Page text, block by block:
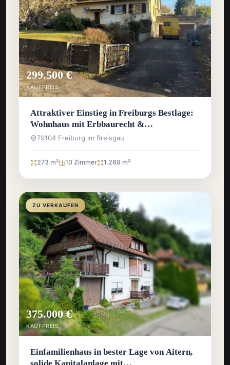
299.500 €
KAUFPREIS
Attraktiver Einstieg in Freiburgs Bestlage:
Wohnhaus mit Erbbaurecht &
Entwicklungspotenzial
79104 Freiburg im Breisgau
273 m² 10 Zimmer 1.269 m²
ZU VERKAUFEN
375.000 €
KAUFPREIS
Einfamilienhaus in bester Lage von Aitern,
solide Kapitalanlage mit